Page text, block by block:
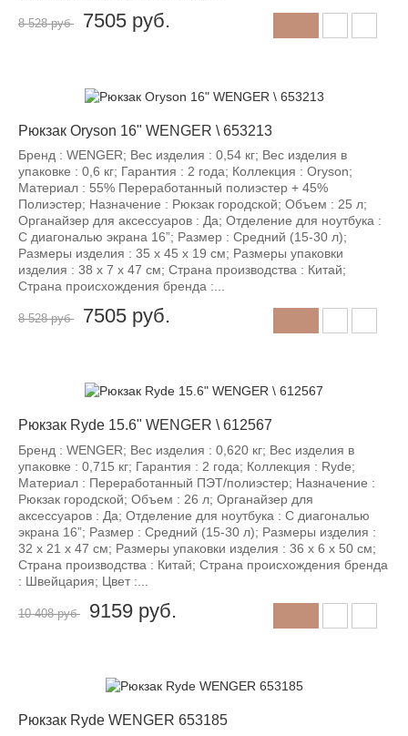
8 528 руб 7505 руб.
Рюкзак Oryson 16" WENGER \ 653213
Бренд : WENGER; Вес изделия : 0,54 кг; Вес изделия в
упаковке : 0,6 кг; Гарантия : 2 года; Коллекция : Oryson;
Материал : 55% Переработанный полиэстер + 45%
Полиэстер; Назначение : Рюкзак городской; Объем : 25 л;
Органайзер для аксессуаров : Да; Отделение для ноутбука :
С диагональю экрана 16”; Размер : Средний (15-30 л);
Размеры изделия : 35 x 45 x 19 см; Размеры упаковки
изделия : 38 х 7 х 47 см; Страна производства : Китай;
Страна происхождения бренда :...
8 528 руб
-12%
7505 руб.
Рюкзак Ryde 15.6" WENGER \ 612567
Бренд : WENGER; Вес изделия : 0,620 кг; Вес изделия в
упаковке : 0,715 кг; Гарантия : 2 года; Коллекция : Ryde;
Материал : Переработанный ПЭТ/полиэстер; Назначение :
Рюкзак городской; Объем : 26 л; Органайзер для
аксессуаров : Да; Отделение для ноутбука : С диагональю
экрана 16”; Размер : Средний (15-30 л); Размеры изделия :
32 х 21 х 47 см; Размеры упаковки изделия : 36 х 6 х 50 см;
Страна производства : Китай; Страна происхождения бренда
: Швейцария; Цвет :...
10 408 руб
-12%
9159 руб.
Рюкзак Ryde WENGER 653185
-12%